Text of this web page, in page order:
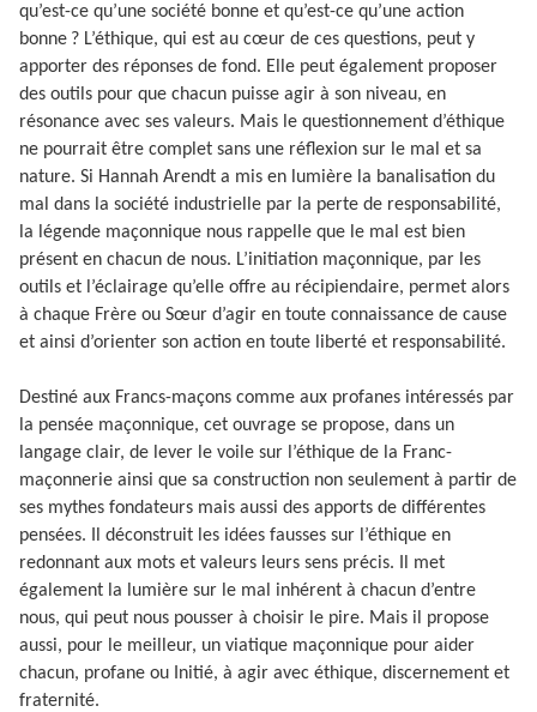
qu’est-ce qu’une société bonne et qu’est-ce qu’une action
bonne ? L’éthique, qui est au cœur de ces questions, peut y
apporter des réponses de fond. Elle peut également proposer
des outils pour que chacun puisse agir à son niveau, en
résonance avec ses valeurs. Mais le questionnement d’éthique
ne pourrait être complet sans une réflexion sur le mal et sa
nature. Si Hannah Arendt a mis en lumière la banalisation du
mal dans la société industrielle par la perte de responsabilité,
la légende maçonnique nous rappelle que le mal est bien
présent en chacun de nous. L’initiation maçonnique, par les
outils et l’éclairage qu’elle offre au récipiendaire, permet alors
à chaque Frère ou Sœur d’agir en toute connaissance de cause
et ainsi d’orienter son action en toute liberté et responsabilité.
Destiné aux Francs-maçons comme aux profanes intéressés par
la pensée maçonnique, cet ouvrage se propose, dans un
langage clair, de lever le voile sur l’éthique de la Franc-
maçonnerie ainsi que sa construction non seulement à partir de
ses mythes fondateurs mais aussi des apports de différentes
pensées. Il déconstruit les idées fausses sur l’éthique en
redonnant aux mots et valeurs leurs sens précis. Il met
également la lumière sur le mal inhérent à chacun d’entre
nous, qui peut nous pousser à choisir le pire. Mais il propose
aussi, pour le meilleur, un viatique maçonnique pour aider
chacun, profane ou Initié, à agir avec éthique, discernement et
fraternité.